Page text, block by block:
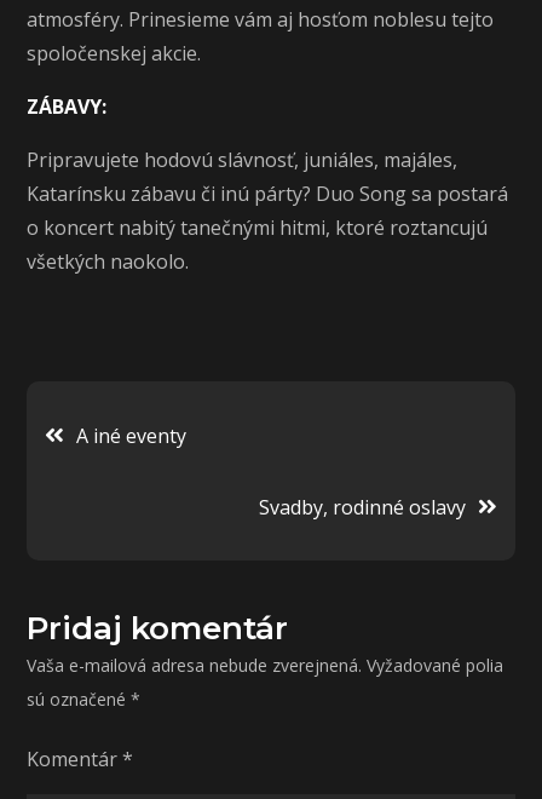
atmosféry. Prinesieme vám aj hosťom noblesu tejto
spoločenskej akcie.
ZÁBAVY:
Pripravujete hodovú slávnosť, juniáles, majáles,
Katarínsku zábavu či inú párty? Duo Song sa postará
o koncert nabitý tanečnými hitmi, ktoré roztancujú
všetkých naokolo.
Navigácia
A iné eventy
Svadby, rodinné oslavy
Pridaj komentár
Vaša e-mailová adresa nebude zverejnená. Vyžadované polia
sú označené*
Komentár*